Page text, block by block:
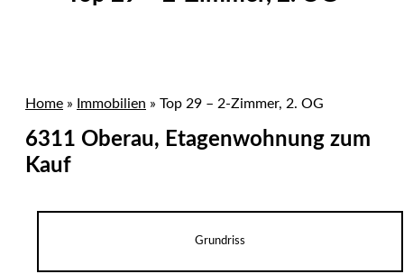
Home » Immobilien » Top 29 – 2-Zimmer, 2. OG
6311 Oberau, Etagenwohnung zum
Kauf
Grundriss